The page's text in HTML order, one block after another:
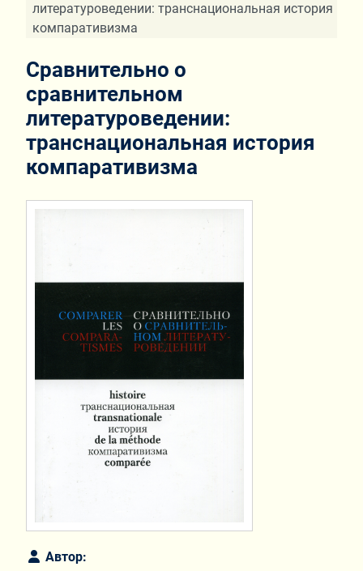
литературоведении: транснациональная история
компаративизма
Сравнительно о
сравнительном
литературоведении:
транснациональная история
компаративизма
Автор: